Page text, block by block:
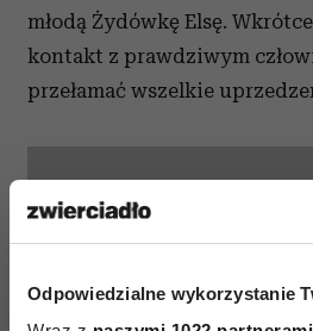
Odpowiedzialne wykorzystanie
młodą Żydówkę Elsę.
kontakt z prawdziwym
przełamać wszelkie